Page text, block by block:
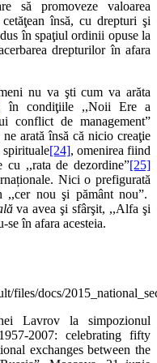
să promoveze valoarea
însă, cu drepturi şi
în spaţiul ordinii opuse la
drepturilor în afara
nu va şti cum va arăta
în condiţiile ,,Noii Ere a
conflict de management”
arată însă că nicio creaţie
[24], omenirea fiind
cu ,,rata de dezordine”[25]
Nici o prefigurată
nou şi pământ nou”.
va avea şi sfârşit, ,,Alfa şi
se în afara acesteia.
files/docs/
Lavrov la simpozionul
2007: celebrating fifty
exchanges between the